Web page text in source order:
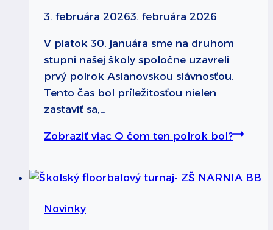
3. februára 20263. februára 2026
V piatok 30. januára sme na druhom
stupni našej školy spoločne uzavreli
prvý polrok Aslanovskou slávnosťou.
Tento čas bol príležitosťou nielen
zastaviť sa,…
Zobraziť viac O čom ten polrok bol?
Novinky